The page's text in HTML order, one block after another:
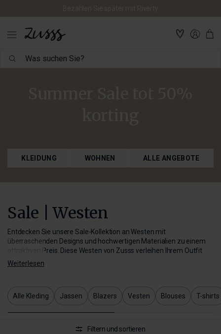
Was
KLEIDUNG WOHNEN ALLE ANGEBOTE
Sale | Westen
Entdecken Sie unsere Sale-Kollektion an Westen mit
überraschenden Designs und hochwertigen Materialien zu einem
attraktiven Preis. Diese Westen von Zusss verleihen Ihrem Outfit
eine verspielte Note und lassen sich endlos kombinieren.
Weiterlesen
Alle Kleding Jassen Blazers Vesten Blouses T-shirts
Filtern und sortieren